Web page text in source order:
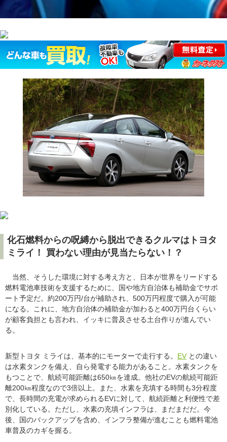
化石燃料からの呪縛から脱出できるクルマはトヨタ
ミライ！ 買わない理由が見当たらない！？
当然、そうした環境に対する考え方と、日本が世界をリードする
燃料電池車技術を支援するために、国や地方自治体も補助金でサポ
ート予定だ。約200万円/台が補助され、500万円程度で購入が可能
になる。これに、地方自治体の補助金が加わると400万円台くらい
が顧客負担とも言われ、イッキに普及させる土台作りが進んでい
る。
新型トヨタ ミライは、基本的にモーターで走行する。 EV との違い
は水素タンクを備え、自ら発電する能力があること。水素タンクを
もつことで、航続可能距離は650㎞を達成。他社のEVの航続可能距
離200㎞程度なので3倍以上。また、水素を充填する時間も3分程度
で、長時間の充電が求められるEVに対して、航続距離と利便性で差
別化している。ただし、水素の充填インフラは、まだまだだ。今
後、国のバックアップを含め、インフラ整備が進むことも燃料電池
車普及のカギを握る。